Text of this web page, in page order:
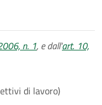
n. 1, e dall'art. 10,
di lavoro)